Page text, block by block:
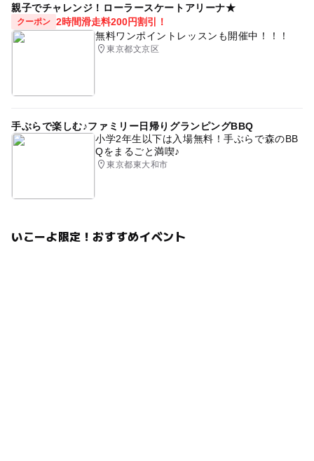
親子でチャレンジ！ローラースケートアリーナ★
クーポン 2時間滑走料200円割引！
無料ワンポイントレッスンも開催中！！！
東京都文京区
手ぶらで楽しむ♪ファミリー日帰りグランピングBBQ
小学2年生以下は入場無料！手ぶらで森のBB
Qをまるごと満喫♪
東京都東大和市
いこーよ限定！おすすめイベント